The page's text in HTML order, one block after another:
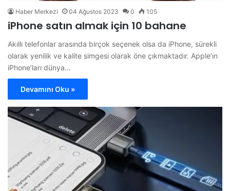
Haber Merkezi 04 Ağustos 2023 0 105
iPhone satın almak için 10 bahane
Akıllı telefonlar arasında birçok seçenek olsa da iPhone, sürekli
olarak yenilik ve kalite simgesi olarak öne çıkmaktadır. Apple’ın
iPhone’ları dünya…
Devamını Oku »